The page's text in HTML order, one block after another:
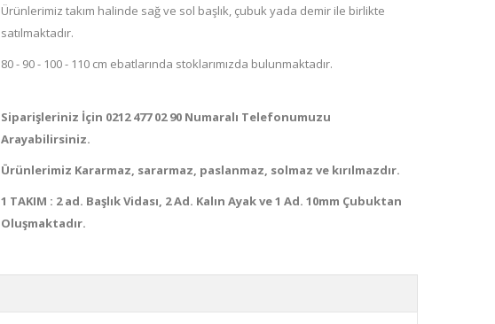
Ürünlerimiz takım halinde sağ ve sol başlık, çubuk yada demir ile birlikte
satılmaktadır.
80 - 90 - 100 - 110 cm ebatlarında stoklarımızda bulunmaktadır.
Siparişleriniz İçin 0212 477 02 90 Numaralı Telefonumuzu
Arayabilirsiniz.
Ürünlerimiz Kararmaz, sararmaz, paslanmaz, solmaz ve kırılmazdır.
1 TAKIM : 2 ad. Başlık Vidası, 2 Ad. Kalın Ayak ve 1 Ad. 10mm Çubuktan
Oluşmaktadır.